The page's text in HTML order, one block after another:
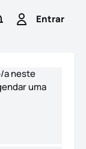
os favoritos
para pesquisas
Entrar
Entrar